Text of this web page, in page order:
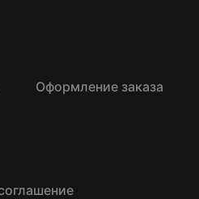
Оформление заказа